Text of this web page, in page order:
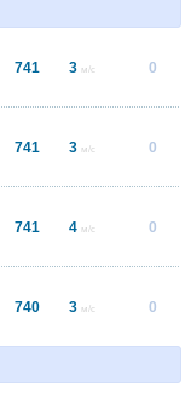
741 3 м/с 0
741 3 м/с 0
741 4 м/с 0
740 3 м/с 0